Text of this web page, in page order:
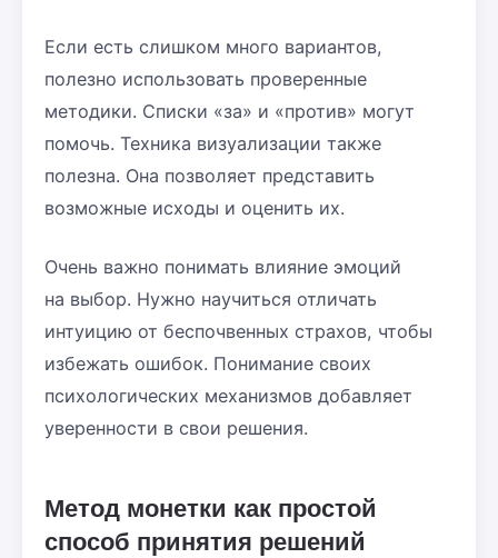
Если есть слишком много вариантов,
полезно использовать проверенные
методики. Списки «за» и «против» могут
помочь. Техника визуализации также
полезна. Она позволяет представить
возможные исходы и оценить их.
Очень важно понимать влияние эмоций
на выбор. Нужно научиться отличать
интуицию от беспочвенных страхов, чтобы
избежать ошибок. Понимание своих
психологических механизмов добавляет
уверенности в свои решения.
Метод монетки как простой
способ принятия решений